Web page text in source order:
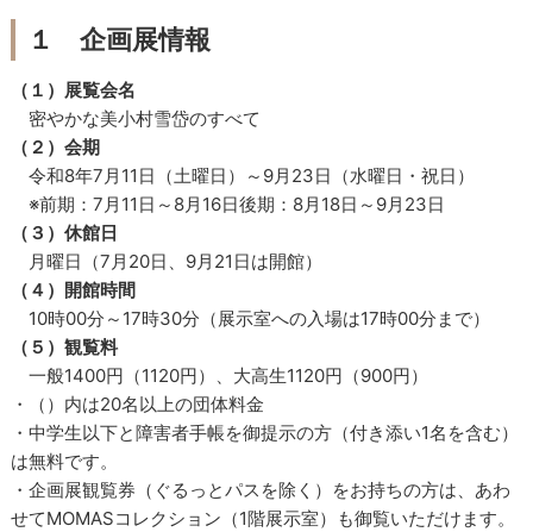
１ 企画展情報
（１）展覧会名
密やかな美小村雪岱のすべて
（２）会期
令和8年7月11日（土曜日）～9月23日（水曜日・祝日）
※前期：7月11日～8月16日後期：8月18日～9月23日
（３）休館日
月曜日（7月20日、9月21日は開館）
（４）開館時間
10時00分～17時30分（展示室への入場は17時00分まで）
（５）観覧料
一般1400円（1120円）、大高生1120円（900円）
・（）内は20名以上の団体料金
・中学生以下と障害者手帳を御提示の方（付き添い1名を含む）
は無料です。
・企画展観覧券（ぐるっとパスを除く）をお持ちの方は、あわ
せてMOMASコレクション（1階展示室）も御覧いただけます。